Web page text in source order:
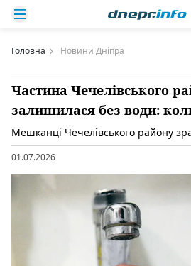
Головна Новини Дніпра
Частина Чечелівського
залишилася без води:
Мешканці Чечелівського району
01.07.2026